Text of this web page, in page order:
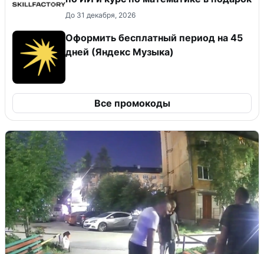
До 31 декабря, 2026
Оформить бесплатный период на 45
дней (Яндекс Музыка)
Все промокоды